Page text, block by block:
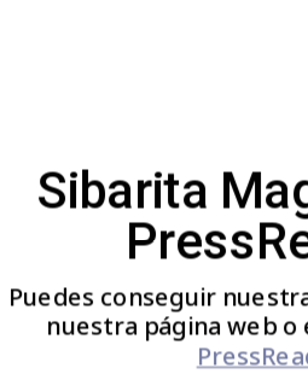
Sibarita
Puedes conseguir
nuestra página web